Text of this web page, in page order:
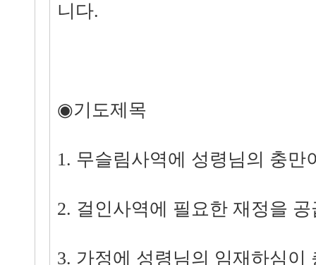
니다.
◉기도제목
1. 무슬림사역에 성령님의 충만
2. 걸인사역에 필요한 재정을
3. 가정에 성령님의 임재하심이